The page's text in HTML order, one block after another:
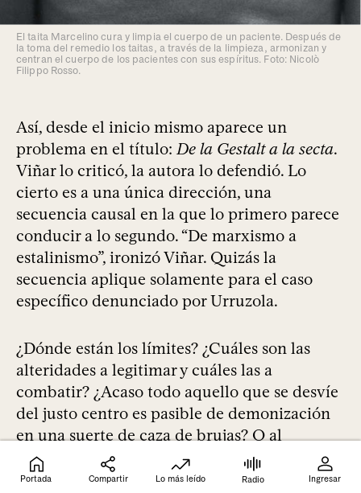
El taita Marcelino cura y limpia el cuerpo de un paciente. Después de
la toma del remedio los taitas, a través de la limpieza, armonizan y
centran el cuerpo de los pacientes con sus espíritus. Foto: Nicolò
Filippo Rosso.
Así, desde el inicio mismo aparece un
problema en el título: De la Gestalt a la secta.
Viñar lo criticó, la autora lo defendió. Lo
cierto es a una única dirección, una
secuencia causal en la que lo primero parece
conducir a lo segundo. “De marxismo a
estalinismo”, ironizó Viñar. Quizás la
secuencia aplique solamente para el caso
específico denunciado por Urruzola.
¿Dónde están los límites? ¿Cuáles son las
alteridades a legitimar y cuáles las a
combatir? ¿Acaso todo aquello que se desvíe
del justo centro es pasible de demonización
en una suerte de caza de brujas? O al
contrario, ¿se deben incrementar los
mecanismos de control y sanción, la
Portada Compartir Lo más leído Radio Ingresar